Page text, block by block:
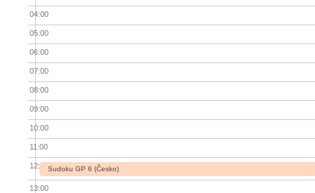
04:00
05:00
06:00
07:00
08:00
09:00
10:00
11:00
12:00Sudoku GP 6 (Česko)
13:00